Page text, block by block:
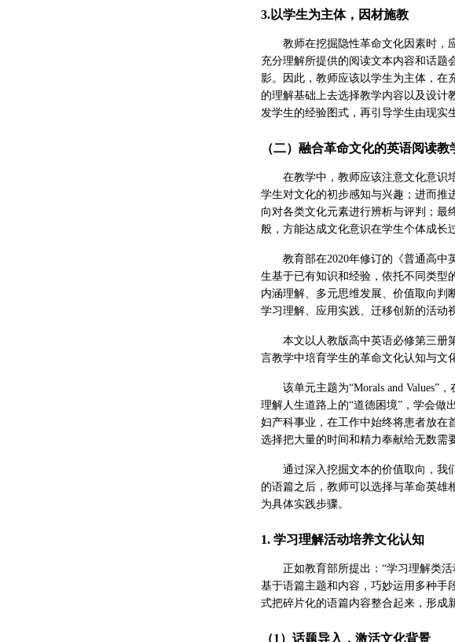
3.以学生为主体，因材施教
教师在挖掘隐性革命文化因素时，
充分理解所提供的阅读文本内容和话题
影。因此，教师应该以学生为主体，在
的理解基础上去选择教学内容以及设计
发学生的经验图式，再引导学生由现实
（二）融合革命文化的英语阅读教
在教学中，教师应该注意文化意识
学生对文化的初步感知与兴趣；进而推
向对各类文化元素进行辨析与评判；最
般，方能达成文化意识在学生个体成长
教育部在2020年修订的《普通高
生基于已有知识和经验，依托不同类型
内涵理解、多元思维发展、价值取向判
学习理解、应用实践、迁移创新的活动
本文以人教版高中英语必修第三册
言教学中培育学生的革命文化认知与文
该单元主题为“Morals and Values”
理解人生道路上的“道德困境”，学会做
妇产科事业，在工作中始终将患者放在
选择把大量的时间和精力奉献给无数需
通过深入挖掘文本的价值取向，我
的语篇之后，教师可以选择与革命英雄
为具体实践步骤。
1. 学习理解活动培养文化认知
正如教育部所提出：“学习理解类
基于语篇主题和内容，巧妙运用多种手
式把碎片化的语篇内容整合起来，形成
（1）话题导入，激活文化背景